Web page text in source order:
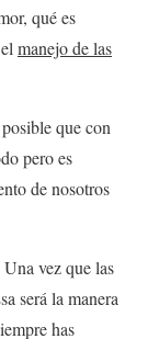
qué es
manejo de las
que con
pero es
de nosotros
vez que las
será la manera
has